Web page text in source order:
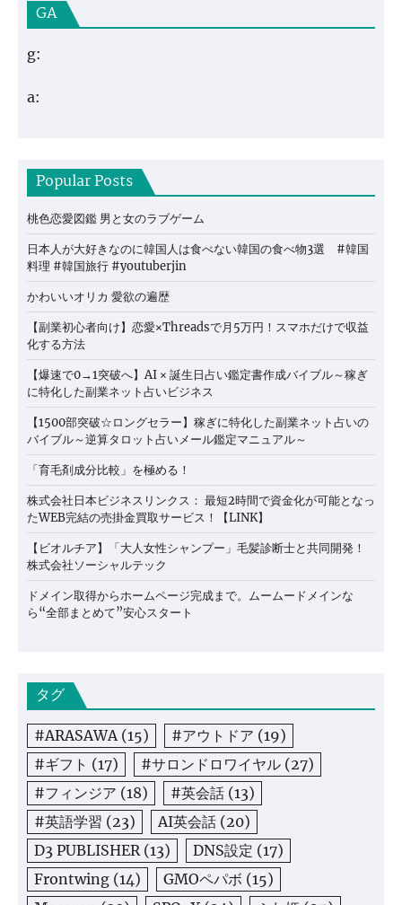
GA
g:
a:
Popular Posts
桃色恋愛図鑑 男と女のラブゲーム
日本人が大好きなのに韓国人は食べない韓国の食べ物3選 #韓国
料理 #韓国旅行 #youtuberjin
かわいいオリカ 愛欲の遍歴
【副業初心者向け】恋愛×Threadsで月5万円！スマホだけで収益
化する方法
【爆速で0→1突破へ】AI × 誕生日占い鑑定書作成バイブル～稼ぎ
に特化した副業ネット占いビジネス
【1500部突破☆ロングセラー】稼ぎに特化した副業ネット占いの
バイブル～逆算タロット占いメール鑑定マニュアル～
「育毛剤成分比較」を極める！
株式会社日本ビジネスリンクス： 最短2時間で資金化が可能となっ
たWEB完結の売掛金買取サービス！【LINK】
【ビオルチア】「大人女性シャンプー」毛髪診断士と共同開発！
株式会社ソーシャルテック
ドメイン取得からホームページ完成まで。ムームードメインな
ら“全部まとめて”安心スタート
タグ
#ARASAWA (15) #アウトドア (19)
#ギフト (17) #サロンドロワイヤル (27)
#フィンジア (18) #英会話 (13)
#英語学習 (23) AI英会話 (20)
D3 PUBLISHER (13) DNS設定 (17)
Frontwing (14) GMOペパボ (15)